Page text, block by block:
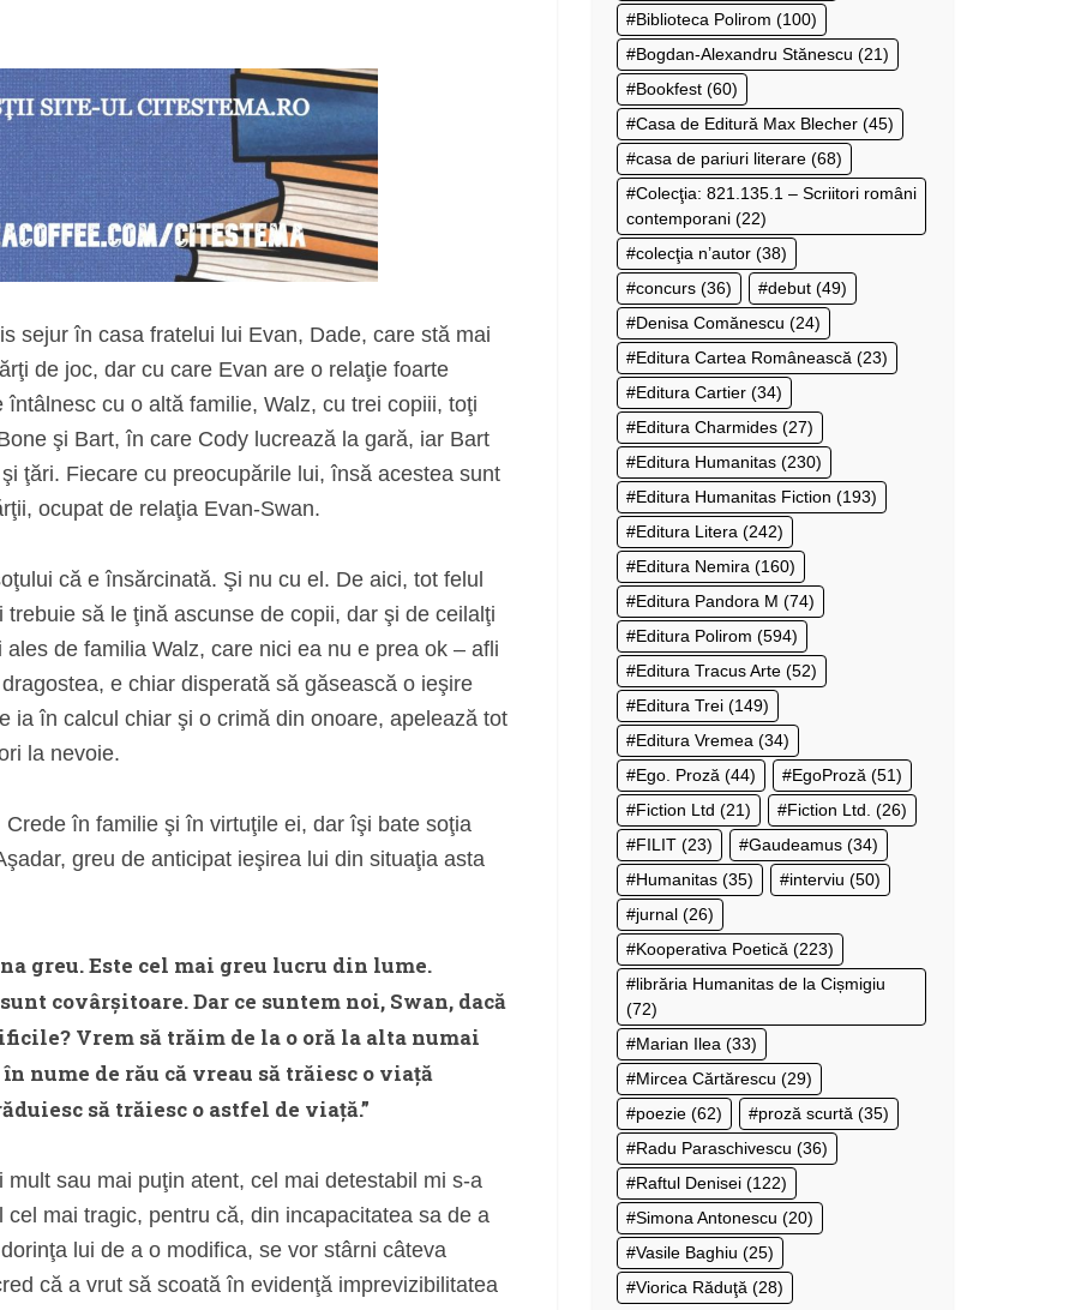
sejur în casa fratelui lui Evan, Dade, care stă mai
de joc, dar cu care Evan are o relaţie foarte
cu o altă familie, Walz, cu trei copiii, toţi
şi Bart, în care Cody lucrează la gară, iar Bart
ţări. Fiecare cu preocupările lui, însă acestea sunt
ocupat de relaţia Evan-Swan.
că e însărcinată. Şi nu cu el. De aici, tot felul
să le ţină ascunse de copii, dar şi de ceilalţi
de familia Walz, care nici ea nu e prea ok – afli
e chiar disperată să găsească o ieşire
ia în calcul chiar şi o crimă din onoare, apelează tot
la nevoie.
în familie şi în virtuţile ei, dar îşi bate soţia
greu de anticipat ieşirea lui din situaţia asta
greu. Este cel mai greu lucru din lume.
covârşitoare. Dar ce suntem noi, Swan, dacă
Vrem să trăim de la o oră la alta numai
nume de rău că vreau să trăiesc o viaţă
să trăiesc o astfel de viaţă.”
sau mai puţin atent, cel mai detestabil mi s-a
mai tragic, pentru că, din incapacitatea sa de a
lui de a o modifica, se vor stârni câteva
că a vrut să scoată în evidenţă imprevizibilitatea
Biblioteca Polirom (100)
Bogdan-Alexandru Stănescu (21)
Bookfest (60)
Casa de Editură Max Blecher (45)
casa de pariuri literare (68)
Colecţia: 821.135.1 – Scriitori români
contemporani (22)
colecţia n’autor (38)
concurs (36) debut (49)
Denisa Comănescu (24)
Editura Cartea Românească (23)
Editura Cartier (34)
Editura Charmides (27)
Editura Humanitas (230)
Editura Humanitas Fiction (193)
Editura Litera (242)
Editura Nemira (160)
Editura Pandora M (74)
Editura Polirom (594)
Editura Tracus Arte (52)
Editura Trei (149)
Editura Vremea (34)
Ego. Proză (44) EgoProză (51)
Fiction Ltd (21) Fiction Ltd. (26)
FILIT (23) Gaudeamus (34)
Humanitas (35) interviu (50)
jurnal (26)
Kooperativa Poetică (223)
librăria Humanitas de la Cișmigiu
(72)
Marian Ilea (33)
Mircea Cărtărescu (29)
poezie (62) proză scurtă (35)
Radu Paraschivescu (36)
Raftul Denisei (122)
Simona Antonescu (20)
Vasile Baghiu (25)
Viorica Răduţă (28)